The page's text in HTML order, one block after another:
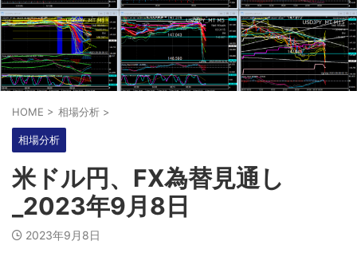
HOME > 相場分析 >
相場分析
米ドル円、FX為替見通し
_2023年9月8日
2023年9月8日